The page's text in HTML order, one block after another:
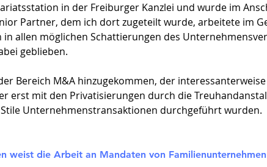
in der Freiburger Kanzlei und wurde im
Partner, dem ich dort zugeteilt wurde, arbeitete im
allen möglichen Schattierungen des
geblieben.
Bereich M&A hinzugekommen, der
erst mit den Privatisierungen durch die
Unternehmenstransaktionen durchgeführt wurden.
weist die Arbeit an Mandaten von